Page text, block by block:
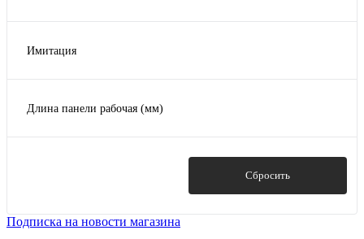
Имитация
Длина панели рабочая (мм)
Сбросить
Подписка на новости магазина